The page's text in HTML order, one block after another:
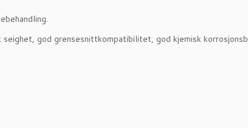
god grensesnittkompatibilitet, god kjemisk